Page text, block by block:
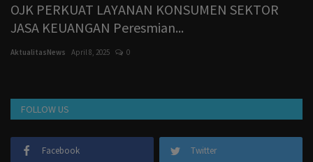
OJK PERKUAT LAYANAN KONSUMEN SEKTOR
JASA KEUANGAN Peresmian...
AktualitasNews April 8, 2025 0
FOLLOW US
Facebook Twitter